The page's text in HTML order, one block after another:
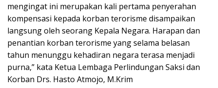
mengingat ini merupakan kali pertama penyerahan
kompensasi kepada korban terorisme disampaikan
langsung oleh seorang Kepala Negara. Harapan dan
penantian korban terorisme yang selama belasan
tahun menunggu kehadiran negara terasa menjadi
purna,” kata Ketua Lembaga Perlindungan Saksi dan
Korban Drs. Hasto Atmojo, M.Krim